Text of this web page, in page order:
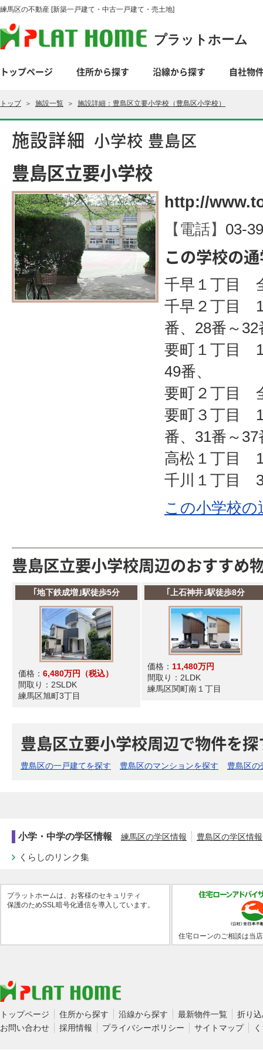
練馬区の不動産 [新築一戸建て・中古一戸建て・売土地]
プラットホーム
トップページ 住所から探す 沿線から探す 自社物
トップ＞ 施設一覧 ＞ 施設詳細：豊島区立要小学校（豊島区小学校）
施設詳細 小学校 豊島区
豊島区立要小学校
http://
【電話】 03-
この学校の
千早１丁目
千早２丁目 1
番、28番～
要町１丁目 1
49番、
要町２丁目
要町３丁目 1
番、31番～37
高松１丁目
千川１丁目
この小学校
豊島区立要小学校周辺のおすすめ
｢地下鉄成増｣駅徒歩5分
価格： 6,480万円
（税込）
間取り： 2SLDK
練馬区旭町3丁目
｢上石神井｣駅徒歩8分
価格： 11,480万円
間取り： 2LDK
練馬区関町南１丁目
豊島区立要小学校周辺で物件を探
豊島区の一戸建てを探す 豊島区のマンションを探す 豊島区の
小学・中学の学区情報 練馬区の学区情報 豊島区の学区情報
くらしのリンク集
プラットホームは、お客様のセキュリティ
保護のためSSL暗号化通信を導入しています。
住宅ローンのご相談は当
トップページ 住所から探す 沿線から探す 最新物件一覧
折り
お問い合わせ
採用情報 プライバシーポリシー サイトマップ